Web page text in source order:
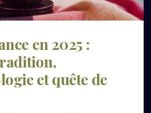
en 2025 :
et quête de